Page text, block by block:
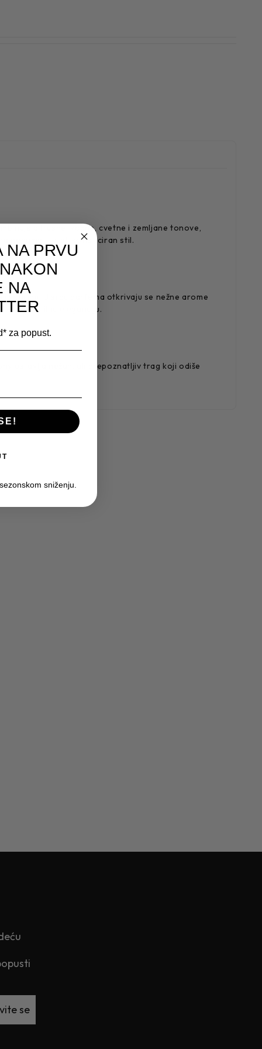
citrusne, voćne, cvetne i zemljane tonove,
nenametljiv, ali sofisticiran stil.
vedrinu. U srcu parfema otkrivaju se nežne arome
suptilnu eleganciju.
ostavlja nežan, ali prepoznatljiv trag koji odiše
se
NA PRVU
NA
za popust.
sniženju.